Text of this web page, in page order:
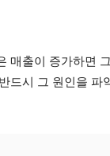
매출이 증가하면
드시 그 원인을 파